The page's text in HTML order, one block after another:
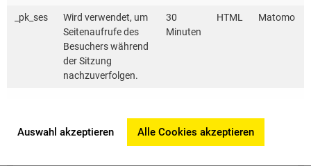
_pk_ses
Wird verwendet, um
Seitenaufrufe des
Besuchers während
der Sitzung
nachzuverfolgen.
30
Minuten
HTML Matomo
Auswahl akzeptieren Alle Cookies akzeptieren